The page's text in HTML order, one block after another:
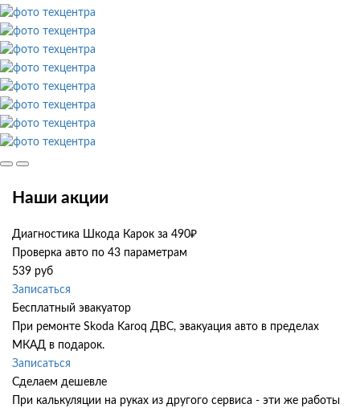
Наши акции
Диагностика Шкода Карок за 490₽
Проверка авто по 43 параметрам
539 руб
Записаться
Бесплатный эвакуатор
При ремонте Skoda Karoq ДВС, эвакуация авто в пределах
МКАД в подарок.
Записаться
Сделаем дешевле
При калькуляции на руках из другого сервиса - эти же работы